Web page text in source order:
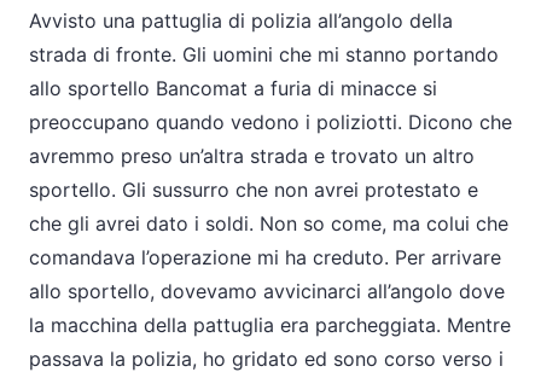
Avvisto una pattuglia di polizia all’angolo della
strada di fronte. Gli uomini che mi stanno portando
allo sportello Bancomat a furia di minacce si
preoccupano quando vedono i poliziotti. Dicono che
avremmo preso un’altra strada e trovato un altro
sportello. Gli sussurro che non avrei protestato e
che gli avrei dato i soldi. Non so come, ma colui che
comandava l’operazione mi ha creduto. Per arrivare
allo sportello, dovevamo avvicinarci all’angolo dove
la macchina della pattuglia era parcheggiata. Mentre
passava la polizia, ho gridato ed sono corso verso i